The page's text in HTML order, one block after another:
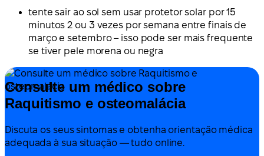
tente sair ao sol sem usar protetor solar por 15
minutos 2 ou 3 vezes por semana entre finais de
março e setembro – isso pode ser mais frequente
se tiver pele morena ou negra
Consulte um médico sobre
Raquitismo e osteomalácia
Discuta os seus sintomas e obtenha orientação médica
adequada à sua situação — tudo online.